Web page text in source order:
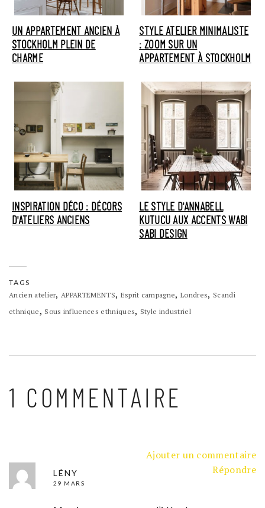
UN APPARTEMENT ANCIEN À
STOCKHOLM PLEIN DE
CHARME
STYLE ATELIER MINIMALISTE
: ZOOM SUR UN
APPARTEMENT À STOCKHOLM
INSPIRATION DÉCO : DÉCORS
D'ATELIERS ANCIENS
LE STYLE D'ANNABELL
KUTUCU AUX ACCENTS WABI
SABI DESIGN
TAGS
Ancien atelier,APPARTEMENTS, Esprit campagne,Londres, Scandi
ethnique, Sous influences ethniques, Style industriel
1 COMMENTAIRE
Ajouter un commentaire
LÉNY
29 MARS
Répondre